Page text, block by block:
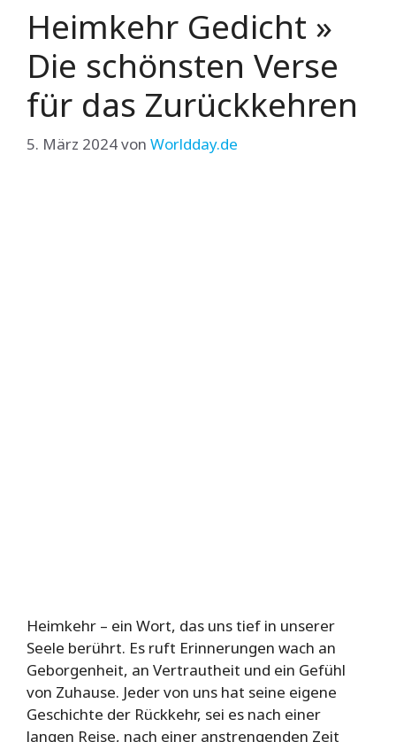
Heimkehr Gedicht »
Die schönsten Verse
für das Zurückkehren
5. März 2024von Worldday.de
Heimkehr – ein Wort, das uns tief in unserer
Seele berührt. Es ruft Erinnerungen wach an
Geborgenheit, an Vertrautheit und ein Gefühl
von Zuhause. Jeder von uns hat seine eigene
Geschichte der Rückkehr, sei es nach einer
langen Reise, nach einer anstrengenden Zeit